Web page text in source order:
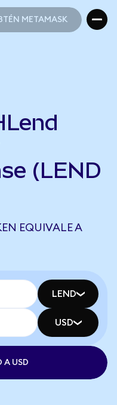
METAMASK
(LEND
EQUIVALE A
LEND
USD
A USD